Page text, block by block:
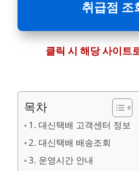
취급점 조
클릭 시 해당 사이트
목차
1. 대신택배 고객센터 정보
2. 대신택배 배송조회
3. 운영시간 안내